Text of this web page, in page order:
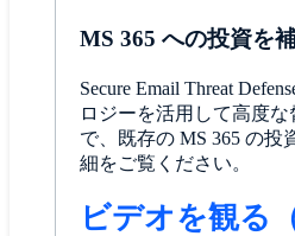
MS 365 への投資を
Secure Email Threat
ロジーを活用して高度
で、既存の MS 365 の投
細をご覧ください。
ビデオを観る